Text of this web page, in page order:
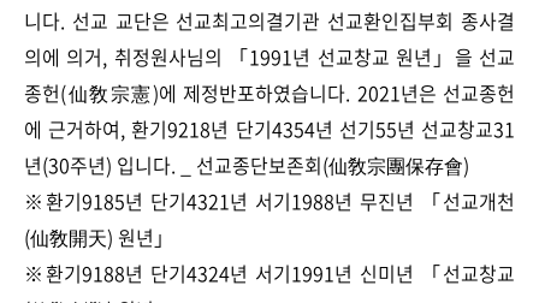
니다. 선교 교단은 선교최고의결기관 선교환인집부회 종사결
의에 의거, 취정원사님의 「1991년 선교창교 원년」을 선교
종헌(仙敎宗憲)에 제정반포하였습니다. 2021년은 선교종헌
에 근거하여, 환기9218년 단기4354년 선기55년 선교창교31
년(30주년) 입니다. _ 선교종단보존회(仙敎宗團保存會)
※환기9185년 단기4321년 서기1988년 무진년 「선교개천
(仙敎開天) 원년」
※환기9188년 단기4324년 서기1991년 신미년 「선교창교